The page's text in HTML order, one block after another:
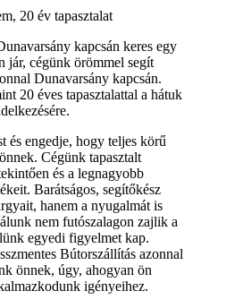
20 év tapasztalat
kapcsán keres egy
jár, cégünk örömmel segít
Dunavarsány kapcsán.
20 éves tapasztalattal a hátuk
és engedje, hogy teljes körű
Cégünk tapasztalt
és a legnagyobb
Barátságos, segítőkész
hanem a nyugalmát is
nem futószalagon zajlik a
egyedi figyelmet kap.
Bútorszállítás azonnal
önnek, úgy, ahogyan ön
igényeihez.